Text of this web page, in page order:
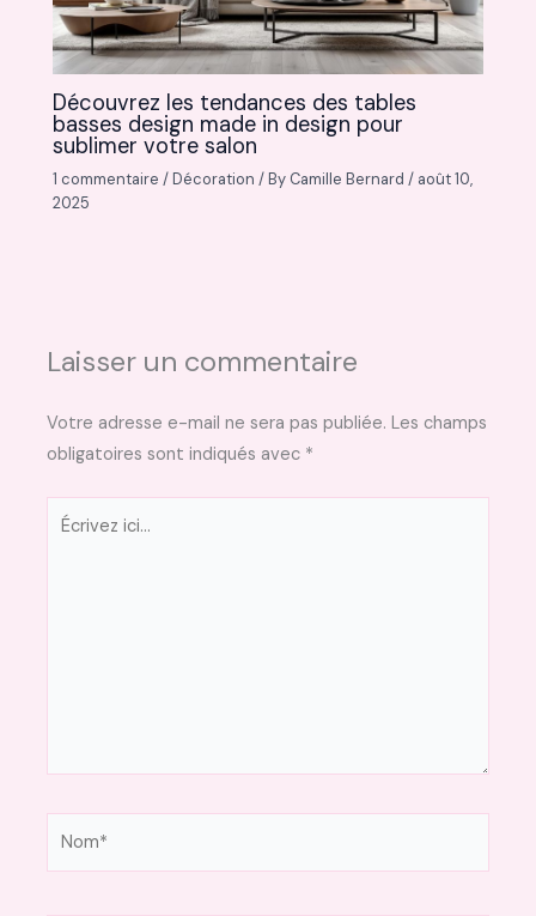
Découvrez les tendances des tables
basses design made in design pour
sublimer votre salon
1 commentaire /Décoration / By Camille Bernard/ août 10,
2025
Laisser un commentaire
Votre adresse e-mail ne sera pas publiée. Les champs
obligatoires sont indiqués avec *
Écrivez